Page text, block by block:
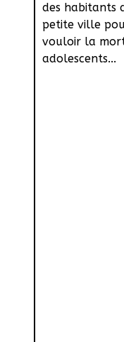
des habitants
petite ville
vouloir la
adolescents...